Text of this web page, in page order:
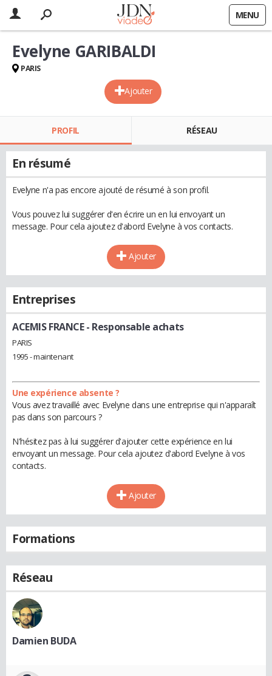
MENU
Ajouter
Evelyne GARIBALDI
PARIS
PROFIL RÉSEAU
En résumé
Evelyne n'a pas encore ajouté de résumé à son profil.
Vous pouvez lui suggérer d'en écrire un en lui envoyant un
message. Pour cela ajoutez d'abord Evelyne à vos contacts.
Ajouter
Entreprises
ACEMIS FRANCE- Responsable achats
PARIS
1995 - maintenant
Une expérience absente ?
Vous avez travaillé avec Evelyne dans une entreprise qui n'apparaît
pas dans son parcours ?
N'hésitez pas à lui suggérer d'ajouter cette expérience en lui
envoyant un message. Pour cela ajoutez d'abord Evelyne à vos
contacts.
Ajouter
Formations
Réseau
Damien BUDA